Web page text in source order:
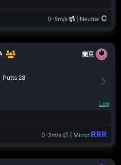
0-5m/s | Neutral C
蘭豆
Putts 28
Log
0-2m/s | Mirror RRR